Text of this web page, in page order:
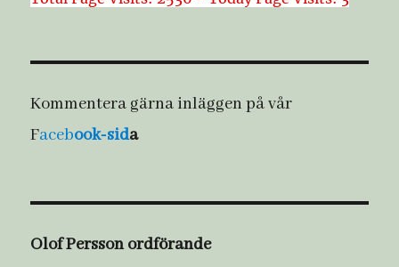
Kommentera gärna inläggen på vår
Facebook-sida
Olof Persson ordförande